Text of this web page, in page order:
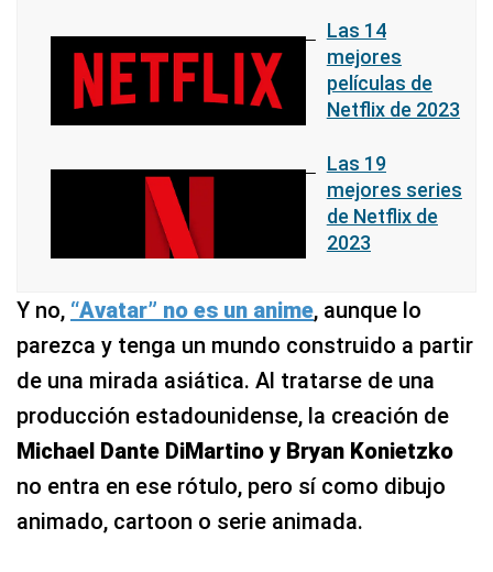
Las 14
mejores
películas de
Netflix de 2023
Las 19
mejores series
de Netflix de
2023
Y no, “Avatar” no es un anime, aunque lo
parezca y tenga un mundo construido a partir
de una mirada asiática. Al tratarse de una
producción estadounidense, la creación de
Michael Dante DiMartino y Bryan Konietzko
no entra en ese rótulo, pero sí como dibujo
animado, cartoon o serie animada.